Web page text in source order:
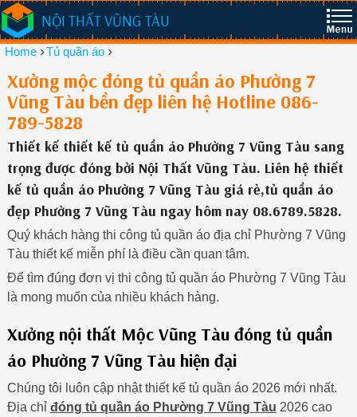
NỘI THẤT VŨNG TÀU
Home ›Tủ quần áo ›
Xưởng mộc đóng tủ quần áo Phường 7
Vũng Tàu bền đẹp liên hệ Hotline 086-
789-5828
Thiết kế thiết kế tủ quần áo Phường 7 Vũng Tàu sang
trọng được đóng bởi Nội Thất Vũng Tàu. Liên hệ thiết
kế tủ quần áo Phường 7 Vũng Tàu giá rẻ,tủ quần áo
đẹp Phường 7 Vũng Tàu ngay hôm nay 08.6789.5828.
Quý khách hàng thi công tủ quần áo địa chỉ Phường 7 Vũng
Tàu thiết kế miễn phí là điều cần quan tâm.
Để tìm đúng đơn vị thi công tủ quần áo Phường 7 Vũng Tàu
là mong muốn của nhiều khách hàng.
Xưởng nội thất Mộc Vũng Tàu đóng tủ quần
áo Phường 7 Vũng Tàu hiện đại
Chúng tôi luôn cập nhật thiết kế tủ quần áo 2026 mới nhất.
Địa chỉ đóng tủ quần áo Phường 7 Vũng Tàu 2026 cao